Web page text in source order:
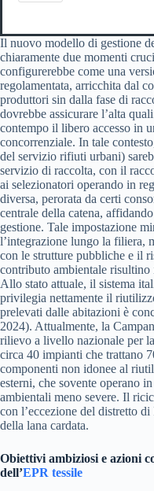
Il nuovo modello di gestione
chiaramente due momenti
configurerebbe come una
regolamentata, arricchita dal
produttori sin dalla fase di
dovrebbe assicurare l’alta
contempo il libero accesso in
concorrenziale. In tale
del servizio rifiuti urbani)
servizio di raccolta, con il
ai selezionatori operando in
diversa, perorata da certi
centrale della catena,
gestione. Tale impostazione
l’integrazione lungo la filiera,
con le strutture pubbliche e il
contributo ambientale
Allo stato attuale, il sistema
privilegia nettamente il
prelevati dalle abitazioni è
2024). Attualmente, la
rilievo a livello nazionale per
circa 40 impianti che trattano
componenti non idonee al
esterni, che sovente operano
ambientali meno severe. Il
con l’eccezione del distretto
della lana cardata.
Obiettivi ambiziosi e azioni
dell’EPR tessile